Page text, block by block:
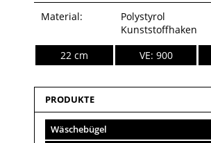
Material:
Polystyrol
Kunststoffhaken
22 cm
VE: 900
PRODUKTE
Wäschebügel